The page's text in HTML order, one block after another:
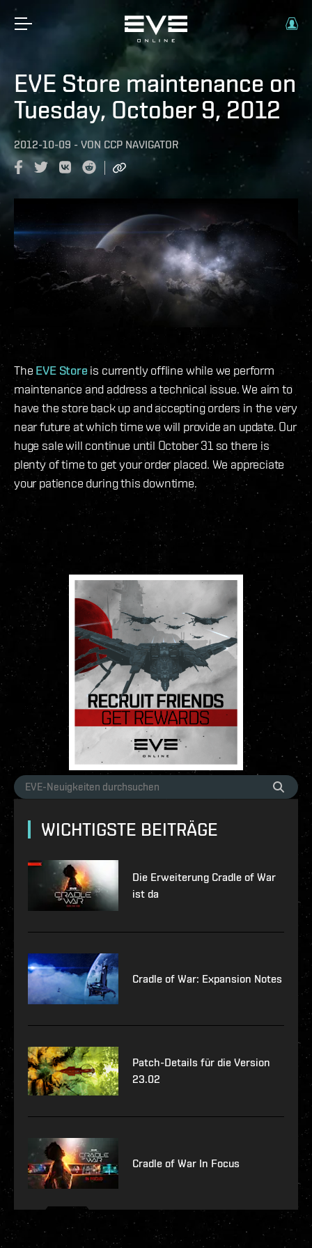
EVE Store maintenance on
Tuesday, October 9, 2012
2012-10-09 - VON CCP NAVIGATOR
The EVE Store is currently offline while we perform
maintenance and address a technical issue. We aim to
have the store back up and accepting orders in the very
near future at which time we will provide an update. Our
huge sale will continue until October 31 so there is
plenty of time to get your order placed. We appreciate
your patience during this downtime.
WICHTIGSTE BEITRÄGE
Die Erweiterung Cradle of War
ist da
Cradle of War: Expansion Notes
Patch-Details für die Version
23.02
Cradle of War In Focus